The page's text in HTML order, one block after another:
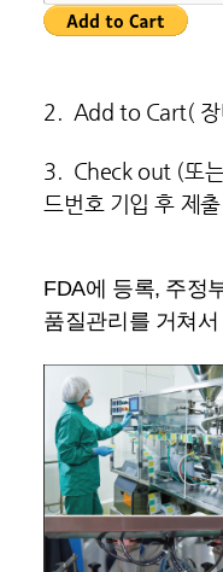
2. Add to Cart( 장
3. Check out (또
드번호 기입 후 제출
FDA에 등록, 주정
품질관리를 거쳐